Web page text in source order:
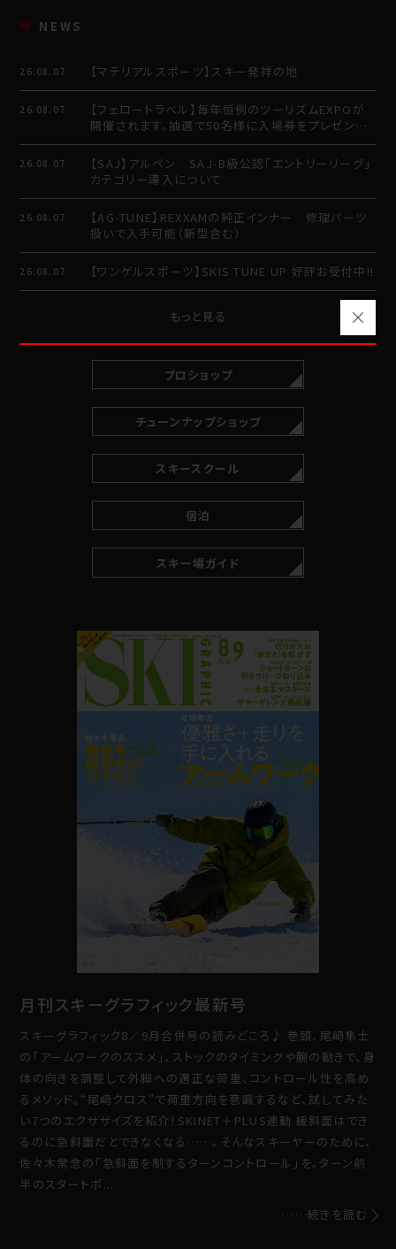
NEWS
26.08.07 【マテリアルスポーツ】スキー発祥の地
26.08.07
【フェロートラベル】毎年恒例のツーリズムEXPOが
開催されます。抽選で50名様に入場券をプレゼント
させていただきます。
26.08.07
【SAJ】アルペン SAJ-B級公認「エントリーリーグ」
カテゴリー導入について
26.08.07
【AG-TUNE】REXXAMの純正インナー 修理パーツ
扱いで入手可能（新型含む）
26.08.07 【ワンゲルスポーツ】SKIS TUNE UP 好評お受付中!!
もっと見る
プロショップ
チューンナップショップ
スキースクール
宿泊
スキー場ガイド
月刊スキーグラフィック最新号
スキーグラフィック8／9月合併号の読みどころ♪ 巻頭、尾﨑隼士
の「アームワークのススメ」。ストックのタイミングや腕の動きで、身
体の向きを調整して外脚への適正な荷重、コントロール性を高め
るメソッド。“尾﨑クロス”で荷重方向を意識するなど、試してみた
い7つのエクササイズを紹介！SKINET＋PLUS連動 緩斜面はでき
るのに急斜面だとできなくなる……。そんなスキーヤーのために、
佐々木常念の「急斜面を制するターンコントロール」を。ターン前
半のスタートポ...
……続きを読む